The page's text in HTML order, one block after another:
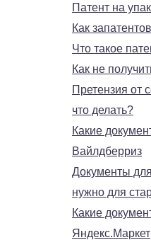
Патент на
Как
Что такое
Как не
Претензия от
что делать?
Какие
Вайлдберриз
Документы
нужно для
Какие
Яндекс.Маркет